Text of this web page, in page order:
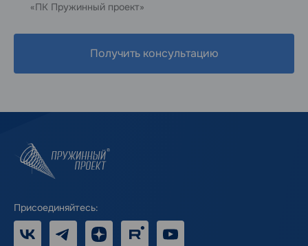
«ПК Пружинный проект»
Получить консультацию
Присоединяйтесь:
Telegram Дзен RUTUBE